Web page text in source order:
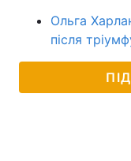
Ольга
після